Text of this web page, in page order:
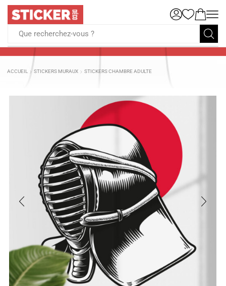
Que recherchez-vous ?
ACCUEIL STICKERS MURAUX STICKERS CHAMBRE ADULTE